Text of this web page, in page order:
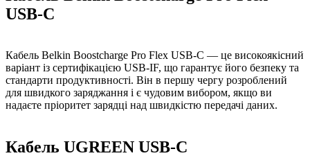
USB-C
Кабель Belkin Boostcharge Pro Flex USB-C — це високоякісний
варіант із сертифікацією USB-IF, що гарантує його безпеку та
стандарти продуктивності. Він в першу чергу розроблений
для швидкого заряджання і є чудовим вибором, якщо ви
надаєте пріоритет зарядці над швидкістю передачі даних.
Кабель UGREEN USB-C